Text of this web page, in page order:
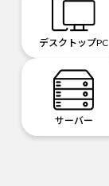
デスクトップPC
サーバー